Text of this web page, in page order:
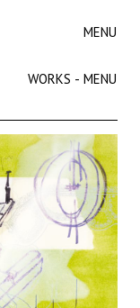
MENU
WORKS - MENU